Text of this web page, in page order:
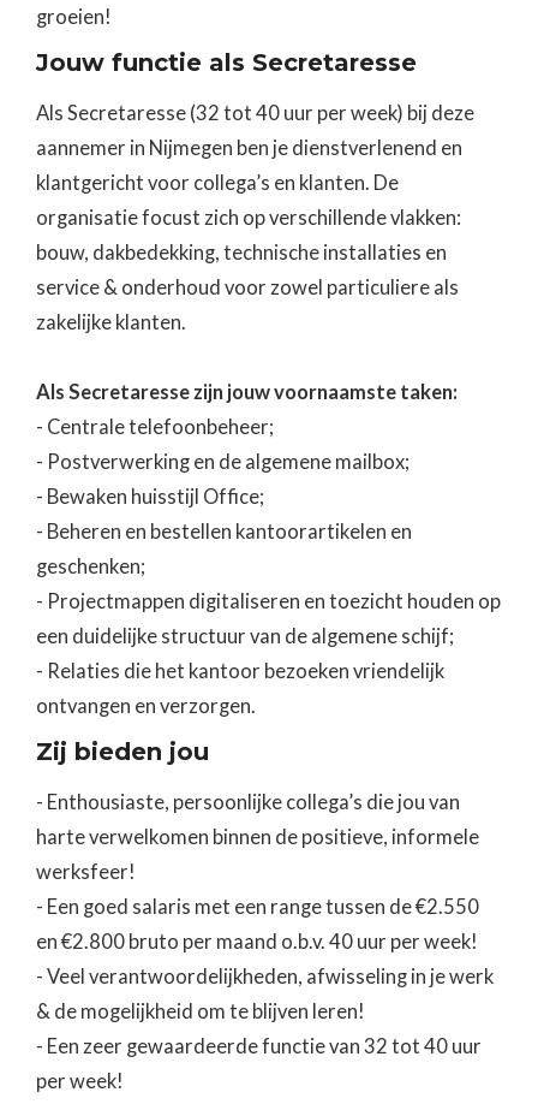
groeien!
Jouw functie als Secretaresse
Als Secretaresse (32 tot 40 uur per week) bij deze
aannemer in Nijmegen ben je dienstverlenend en
klantgericht voor collega’s en klanten. De
organisatie focust zich op verschillende vlakken:
bouw, dakbedekking, technische installaties en
service & onderhoud voor zowel particuliere als
zakelijke klanten.
Als Secretaresse zijn jouw voornaamste taken:
- Centrale telefoonbeheer;
- Postverwerking en de algemene mailbox;
- Bewaken huisstijl Office;
- Beheren en bestellen kantoorartikelen en
geschenken;
- Projectmappen digitaliseren en toezicht houden op
een duidelijke structuur van de algemene schijf;
- Relaties die het kantoor bezoeken vriendelijk
ontvangen en verzorgen.
Zij bieden jou
- Enthousiaste, persoonlijke collega’s die jou van
harte verwelkomen binnen de positieve, informele
werksfeer!
- Een goed salaris met een range tussen de €2.550
en €2.800 bruto per maand o.b.v. 40 uur per week!
- Veel verantwoordelijkheden, afwisseling in je werk
& de mogelijkheid om te blijven leren!
- Een zeer gewaardeerde functie van 32 tot 40 uur
per week!